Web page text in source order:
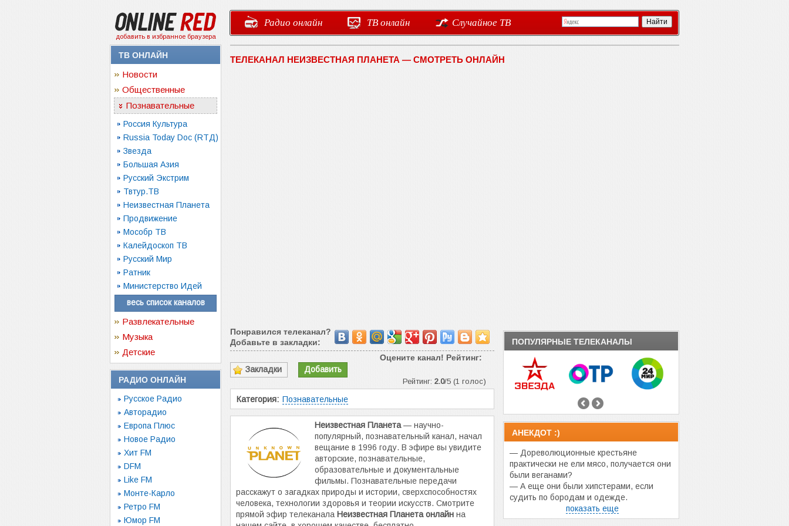
добавить в избранное браузера
Радио онлайн ТВ онлайн Случайное ТВ
ТВ ОНЛАЙН
Новости
Общественные
Познавательные
Россия Культура
Russia Today Doc (RTД)
Звезда
Большая Азия
Русский Экстрим
Твтур.ТВ
Неизвестная Планета
Продвижение
Мособр ТВ
Калейдоскоп ТВ
Русский Мир
Ратник
Министерство Идей
весь список каналов
Развлекательные
Музыка
Детские
РАДИО ОНЛАЙН
Русское Радио
Авторадио
Европа Плюс
Новое Радио
Хит FM
DFM
Like FM
Монте-Карло
Ретро FM
Юмор FM
ТЕЛЕКАНАЛ НЕИЗВЕСТНАЯ ПЛАНЕТА — СМОТРЕТЬ ОНЛАЙН
Понравился телеканал?
Добавьте в закладки:
Оцените канал! Рейтинг:
Рейтинг: 2.0/5 (1 голос)
Закладки Добавить
Категория: Познавательные
Неизвестная Планета— научно-
популярный, познавательный канал, начал
вещание в 1996 году. В эфире вы увидите
авторские, познавательные,
образовательные и документальные
фильмы. Познавательные передачи
расскажут о загадках природы и истории, сверхспособностях
человека, технологии здоровья и теории искусств. Смотрите
прямой эфир телеканала Неизвестная Планета онлайн на
ПОПУЛЯРНЫЕ ТЕЛЕКАНАЛЫ
АНЕКДОТ :)
— Дореволюционные крестьяне
практически не ели мясо, получается они
были веганами?
— А еще они были хипстерами, если
судить по бородам и одежде.
показать еще